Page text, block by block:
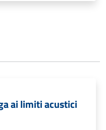
ai limiti acustici